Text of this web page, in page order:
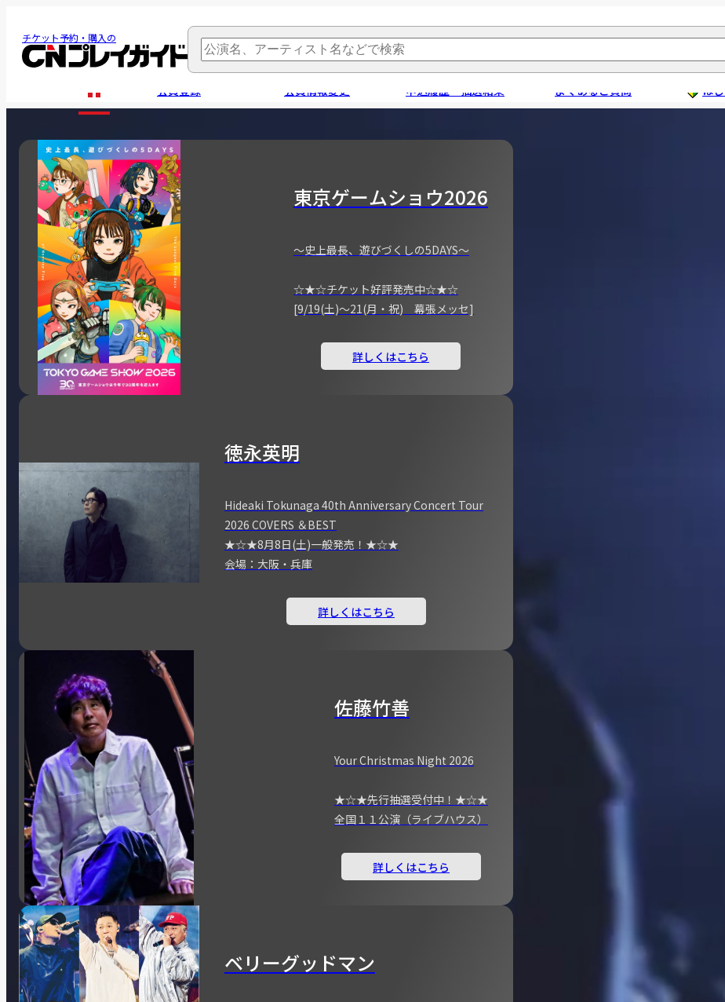
チケット予約・購入の
会員登録 会員情報変更 申込履歴・抽選結果 よくあるご質問 は
東京ゲームショウ2026
～史上最長、遊びづくしの5DAYS～
☆★☆チケット好評発売中☆★☆
[9/19(土)～21(月・祝) 幕張メッセ]
詳しくはこちら
徳永英明
Hideaki Tokunaga 40th Anniversary Concert Tour
2026 COVERS ＆BEST
★☆★8月8日(土)一般発売！★☆★
会場：大阪・兵庫
詳しくはこちら
佐藤竹善
Your Christmas Night 2026
★☆★先行抽選受付中！★☆★
全国１１公演（ライブハウス）
詳しくはこちら
ベリーグッドマン